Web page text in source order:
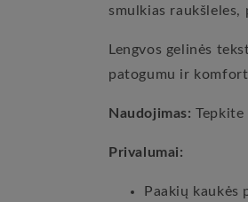
smulkias
Lengvos gelinės
patogumu ir
Naudojimas:
Privalumai:
Paakių kaukės